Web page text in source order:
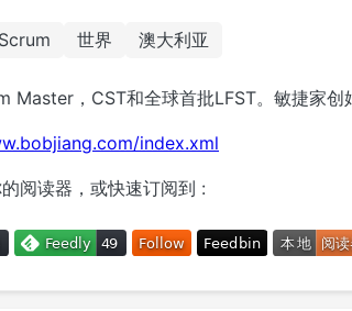
Scrum 世界 澳大利亚
Master，CST和全球首批LFST。敏捷家
index.xml
阅读器，或快速订阅到 :